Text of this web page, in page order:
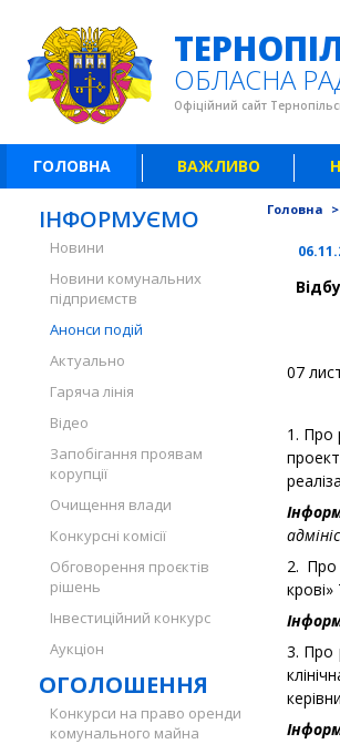
ОБЛАСНА
Офіційний сайт
ГОЛОВНА ВАЖЛИВО
ІНФОРМУЄМО
Новини
Новини комунальних
підприємств
Анонси подій
Актуально
Гаряча лінія
Відео
Запобігання проявам
корупції
Очищення влади
Конкурсні комісії
Обговорення проєктів
рішень
Інвестиційний конкурс
Аукціон
ОГОЛОШЕННЯ
Конкурси на право оренди
комунального майна
Головна
07
1. Про
2. Про
3. Про